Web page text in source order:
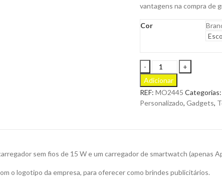
vantagens na compra de
Cor
Base
de
Carregamento
Flip
Dobrável
para
Adicionar
REF: MO2445 Categorias:
Personalizado, Gadgets,
sem fios de 15 W e um carregador de smartwatch (apenas
o logotipo da empresa, para oferecer como brindes publicitários.